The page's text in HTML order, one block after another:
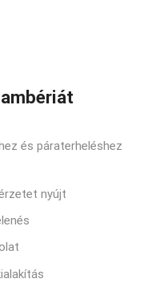
és páraterheléshez
nyújt